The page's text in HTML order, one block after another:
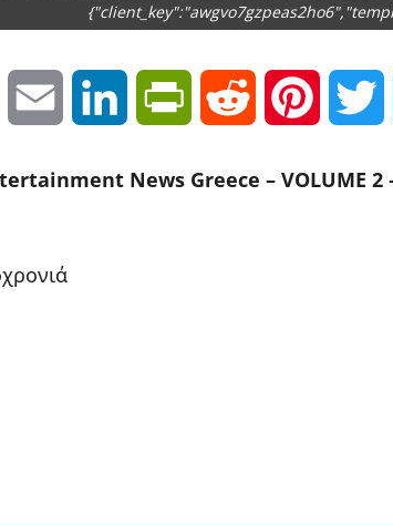
Gmail Email LinkedIn PrintFriendly
Reddit Pinterest
News Greece – VOLUME 2 –